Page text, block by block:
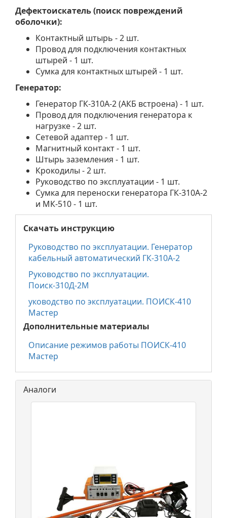
Дефектоискатель (поиск повреждений
оболочки):
Контактный штырь - 2 шт.
Провод для подключения контактных
штырей - 1 шт.
Сумка для контактных штырей - 1 шт.
Генератор:
Генератор ГК-310А-2 (АКБ встроена) - 1 шт.
Провод для подключения генератора к
нагрузке - 2 шт.
Сетевой адаптер - 1 шт.
Магнитный контакт - 1 шт.
Штырь заземления - 1 шт.
Крокодилы - 2 шт.
Руководство по эксплуатации - 1 шт.
Сумка для переноски генератора ГК-310А-2
и МК-510 - 1 шт.
Скачать инструкцию
Руководство по эксплуатации. Генератор
кабельный автоматический ГК-310А-2
Руководство по эксплуатации.
Поиск-310Д-2М
уководство по эксплуатации. ПОИСК-410
Мастер
Дополнительные материалы
Описание режимов работы ПОИСК-410
Мастер
Аналоги